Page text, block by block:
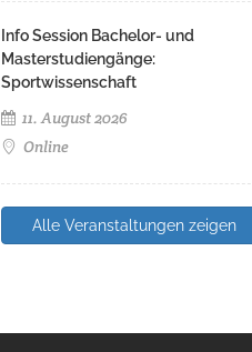
Info Session Bachelor- und
Masterstudiengänge:
Sportwissenschaft
11. August 2026
Online
Alle Veranstaltungen zeigen